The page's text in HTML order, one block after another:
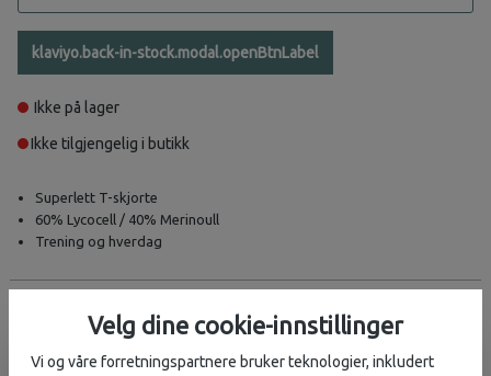
klaviyo.back-in-stock.modal.openBtnLabel
Ikke på lager
Ikke tilgjengelig i butikk
Superlett T-skjorte
60% Lycocell / 40% Merinoull
Trening og hverdag
trening og hverdag.
Velg dine cookie-innstillinger
Vi og våre forretningspartnere bruker teknologier, inkludert